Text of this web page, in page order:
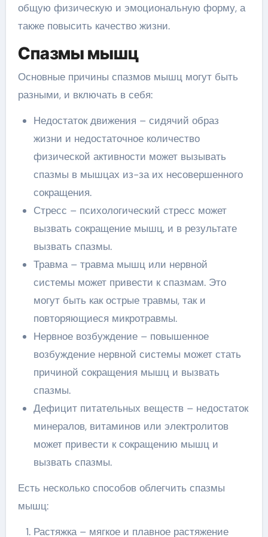
общую физическую и эмоциональную форму, а
также повысить качество жизни.
Спазмы мышц
Основные причины спазмов мышц могут быть
разными, и включать в себя:
Недостаток движения – сидячий образ
жизни и недостаточное количество
физической активности может вызывать
спазмы в мышцах из-за их несовершенного
сокращения.
Стресс – психологический стресс может
вызвать сокращение мышц, и в результате
вызвать спазмы.
Травма – травма мышц или нервной
системы может привести к спазмам. Это
могут быть как острые травмы, так и
повторяющиеся микротравмы.
Нервное возбуждение – повышенное
возбуждение нервной системы может стать
причиной сокращения мышц и вызвать
спазмы.
Дефицит питательных веществ – недостаток
минералов, витаминов или электролитов
может привести к сокращению мышц и
вызвать спазмы.
Есть несколько способов облегчить спазмы
мышц:
Растяжка – мягкое и плавное растяжение